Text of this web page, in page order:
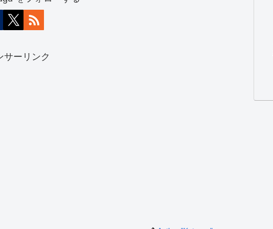
サーリンク